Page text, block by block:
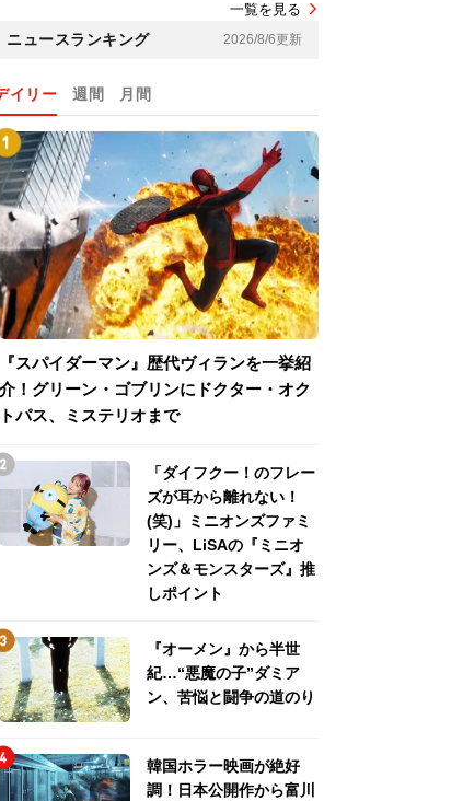
一覧を見る
ニュースランキング 2026/8/6更新
イリー 週間 月間
『スパイダーマン』歴代ヴィランを一挙紹
介！グリーン・ゴブリンにドクター・オク
トパス、ミステリオまで
「ダイフクー！のフレー
ズが耳から離れない！
(笑)」ミニオンズファミ
リー、LiSAの『ミニオ
ンズ＆モンスターズ』推
しポイント
『オーメン』から半世
紀…“悪魔の子”ダミア
ン、苦悩と闘争の道のり
韓国ホラー映画が絶好
調！日本公開作から富川